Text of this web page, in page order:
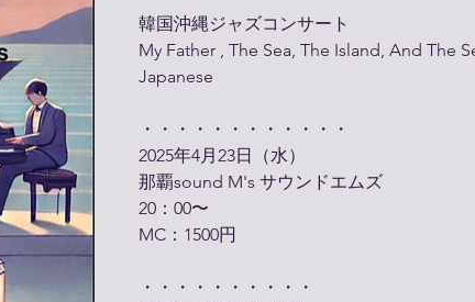
韓国沖縄ジャズコンサート
My Father , The Sea, The Island, And The
Japanese
・・・・・・・・・・・・
2025年4月23日（水）
那覇sound M's サウンドエムズ
20：00〜
MC：1500円
・・・・・・・・・・